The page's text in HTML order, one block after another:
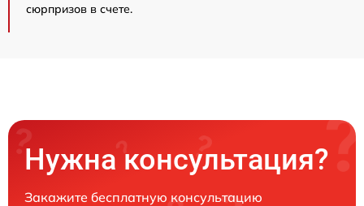
сюрпризов в счете.
Нужна консультация?
Закажите бесплатную консультацию